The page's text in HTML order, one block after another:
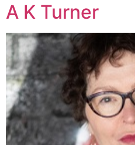
A K Turner